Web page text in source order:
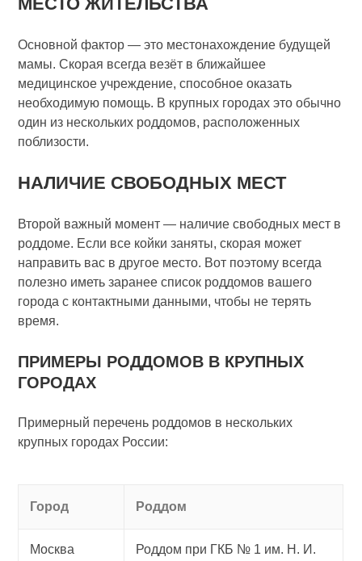
Основной фактор — это местонахождение будущей
мамы. Скорая всегда везёт в ближайшее
медицинское учреждение, способное оказать
необходимую помощь. В крупных городах это обычно
один из нескольких роддомов, расположенных
поблизости.
НАЛИЧИЕ СВОБОДНЫХ МЕСТ
Второй важный момент — наличие свободных мест в
роддоме. Если все койки заняты, скорая может
направить вас в другое место. Вот поэтому всегда
полезно иметь заранее список роддомов вашего
города с контактными данными, чтобы не терять
время.
ПРИМЕРЫ РОДДОМОВ В КРУПНЫХ
ГОРОДАХ
Примерный перечень роддомов в нескольких
крупных городах России:
Город Роддом
Москва
Роддом при ГКБ № 1 им. Н. И.